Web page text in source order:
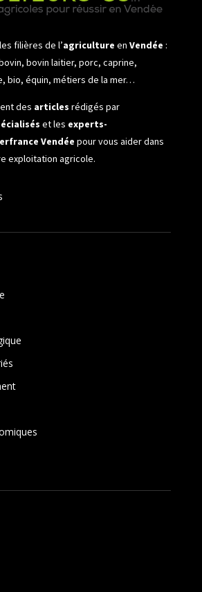
filières de l’agriculture en Vendée :
bovin laitier, porc, caprine,
bio, équin, métiers de la mer…
des articles rédigés par
et les experts-
Vendée pour vous aider dans
exploitation agricole.